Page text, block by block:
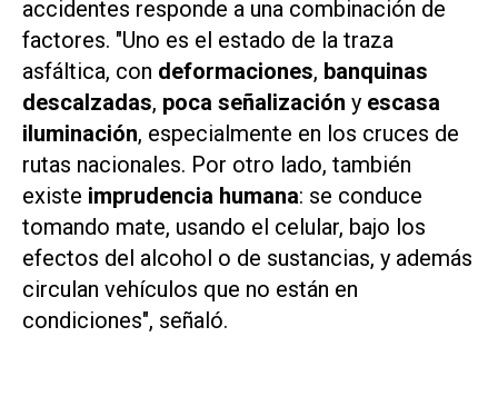
accidentes responde a una combinación de
factores. "Uno es el estado de la traza
asfáltica, con deformaciones, banquinas
descalzadas, poca señalización y escasa
iluminación, especialmente en los cruces de
rutas nacionales. Por otro lado, también
existe imprudencia humana: se conduce
tomando mate, usando el celular, bajo los
efectos del alcohol o de sustancias, y además
circulan vehículos que no están en
condiciones", señaló.